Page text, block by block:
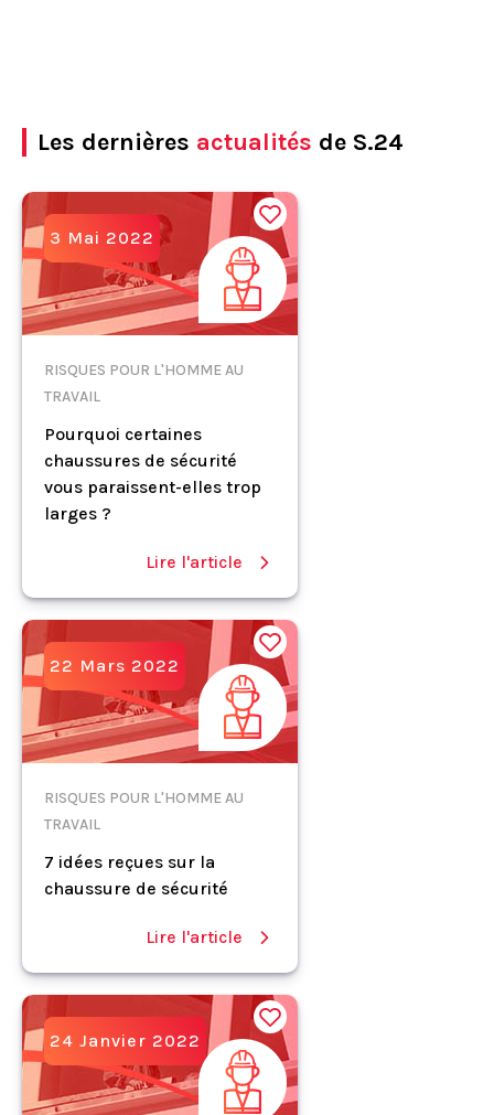
Les dernières actualités de S.24
3 Mai 2022
RISQUES POUR L'HOMME AU
TRAVAIL
Pourquoi certaines
chaussures de sécurité
vous paraissent-elles trop
larges ?
Lire l'article
22 Mars 2022
RISQUES POUR L'HOMME AU
TRAVAIL
7 idées reçues sur la
chaussure de sécurité
Lire l'article
24 Janvier 2022